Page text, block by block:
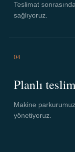
Teslimat
sağlıyoruz.
04
Planlı
Makine
yönetiyoruz.